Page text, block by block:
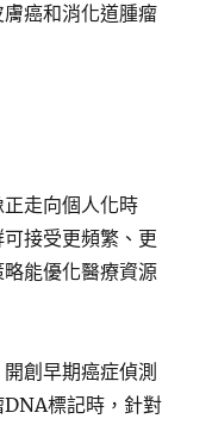
癌和消化道腫瘤
走向個人化時
接受更頻繁、更
能優化醫療資源
創早期癌症偵測
標記時，針對